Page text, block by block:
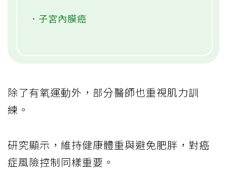
．子宮內膜癌
除了有氧運動外，部分醫師也重視肌力訓
練。
研究顯示，維持健康體重與避免肥胖，對癌
症風險控制同樣重要。